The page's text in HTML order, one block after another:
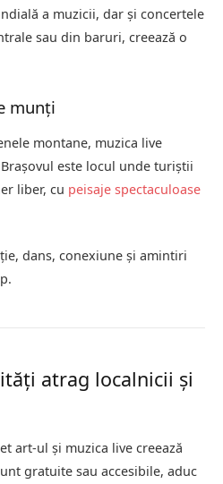
a muzicii, dar și concertele
sau din baruri, creează o
munți
montane, muzica live
este locul unde turiștii
liber, cu peisaje spectaculoase
dans, conexiune și amintiri
atrag localnicii și
art-ul și muzica live creează
gratuite sau accesibile, aduc